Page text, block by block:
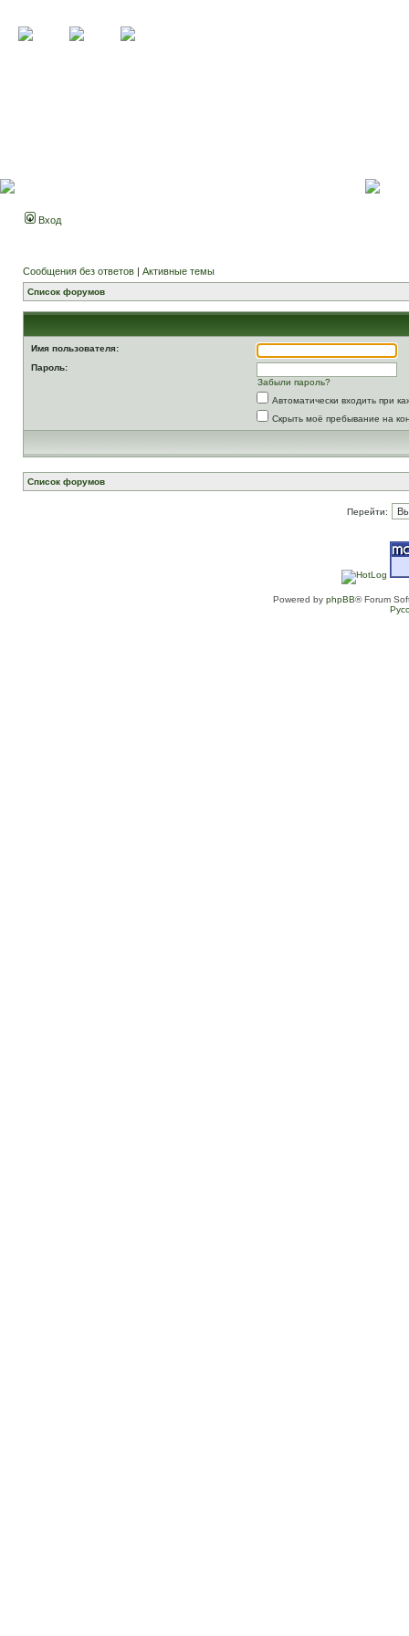
Вход
Сообщения без ответов | Активные темы
Список форумов
Имя пользователя:
Пароль:
Забыли пароль?
Автоматически входить при
Скрыть моё пребывание на
Список форумов
Перейти:
Powered by phpBB® Forum